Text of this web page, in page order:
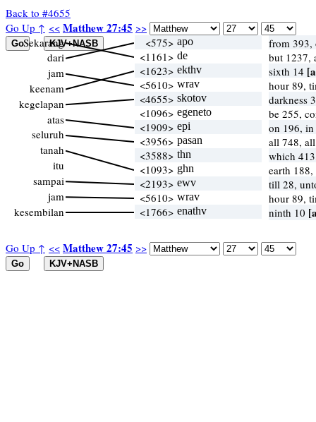
Back to #4655
Go Up ↑ << Matthew 27:45 >>
Go Up ↑ << Matthew 27:45 >>
Sekarang
dari
jam
keenam
kegelapan
atas
seluruh
tanah
itu
sampai
jam
kesembilan
<575> apo
from
<1161> de
but 1237,
<1623> ekthv sixth 14
<5610> wrav
hour 89,
<4655> skotov
darkness
<1096> egeneto
be 255,
<1909> epi
on 196,
<3956> pasan
all 748,
<3588> thn
which
<1093> ghn
earth
<2193> ewv
till 28,
<5610> wrav
hour 89,
<1766> enathv ninth 10